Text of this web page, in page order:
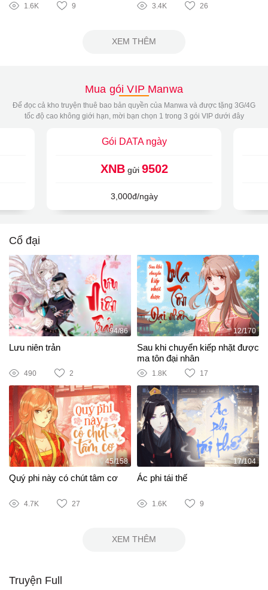
1.6K 9 3.4K 26
XEM THÊM
Mua gói VIP Manwa
Để đọc cả kho truyện thuê bao bản quyền của Manwa và được tặng 3G/4G
tốc độ cao không giới hạn, mời bạn chọn 1 trong 3 gói VIP dưới đây
Gói DATA ngày
XNBgửi 9502
3,000đ/ngày
Cổ đại
94/86
Lưu niên trản
490 2
12/170
Sau khi chuyển kiếp nhặt được
ma tôn đại nhân
1.8K 17
45/158
Quý phi này có chút tâm cơ
4.7K 27
17/104
Ác phi tái thế
1.6K 9
XEM THÊM
Truyện Full